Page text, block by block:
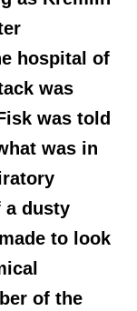
hospital of
was
was told
was in
a dusty
to look
of the